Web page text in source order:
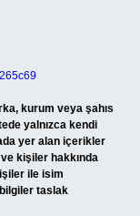
kurum veya şahıs
yalnızca kendi
yer alan içerikler
kişiler hakkında
ile isim
taslak